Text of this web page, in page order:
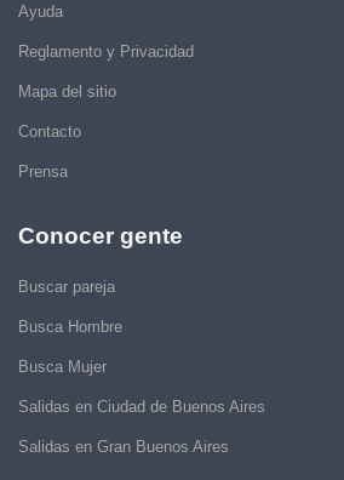
Ayuda
Reglamento y Privacidad
Mapa del sitio
Contacto
Prensa
Conocer gente
Buscar pareja
Busca Hombre
Busca Mujer
Salidas en Ciudad de Buenos Aires
Salidas en Gran Buenos Aires